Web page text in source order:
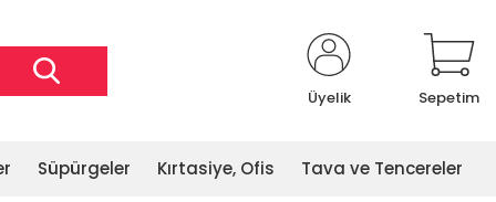
Üyelik Sepetim
Süpürgeler Kırtasiye, Ofis Tava ve Tencereler